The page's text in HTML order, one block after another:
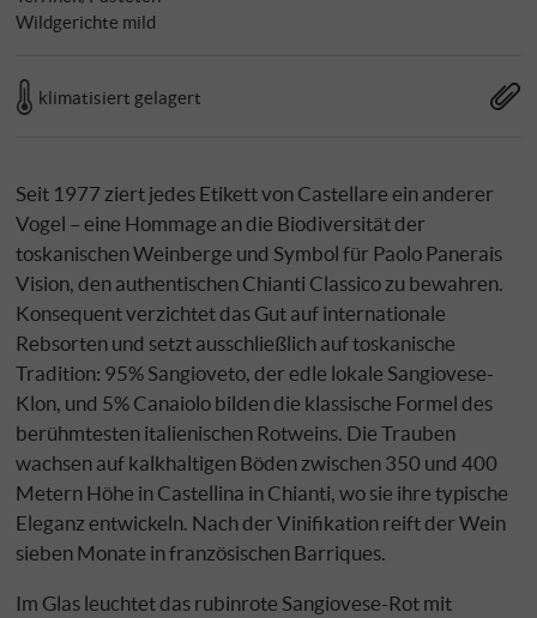
Wildgerichte mild
klimatisiert gelagert
Seit 1977 ziert jedes Etikett von Castellare ein anderer
Vogel – eine Hommage an die Biodiversität der
toskanischen Weinberge und Symbol für Paolo Panerais
Vision, den authentischen Chianti Classico zu bewahren.
Konsequent verzichtet das Gut auf internationale
Rebsorten und setzt ausschließlich auf toskanische
Tradition: 95% Sangioveto, der edle lokale Sangiovese-
Klon, und 5% Canaiolo bilden die klassische Formel des
berühmtesten italienischen Rotweins. Die Trauben
wachsen auf kalkhaltigen Böden zwischen 350 und 400
Metern Höhe in Castellina in Chianti, wo sie ihre typische
Eleganz entwickeln. Nach der Vinifikation reift der Wein
sieben Monate in französischen Barriques.
Im Glas leuchtet das rubinrote Sangiovese-Rot mit